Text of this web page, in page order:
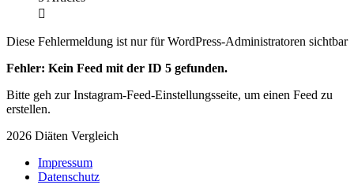
Diese Fehlermeldung ist nur für WordPress-Administratoren sichtbar
Fehler: Kein Feed mit der ID 5 gefunden.
Bitte geh zur Instagram-Feed-Einstellungsseite, um einen Feed zu
erstellen.
2026 Diäten Vergleich
Impressum
Datenschutz